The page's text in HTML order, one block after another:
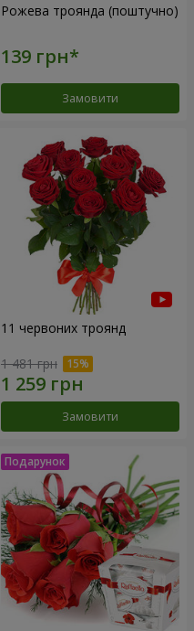
Рожева троянда (поштучно)
Замовити
11 червоних троянд
1 481 грн
Замовити